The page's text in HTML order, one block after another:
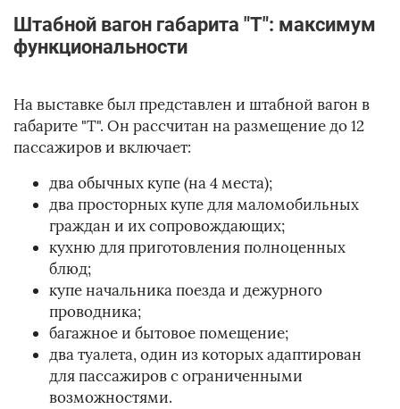
Штабной вагон габарита "Т": максимум
функциональности
На выставке был представлен и штабной вагон в
габарите "Т". Он рассчитан на размещение до 12
пассажиров и включает:
два обычных купе (на 4 места);
два просторных купе для маломобильных
граждан и их сопровождающих;
кухню для приготовления полноценных
блюд;
купе начальника поезда и дежурного
проводника;
багажное и бытовое помещение;
два туалета, один из которых адаптирован
для пассажиров с ограниченными
возможностями.